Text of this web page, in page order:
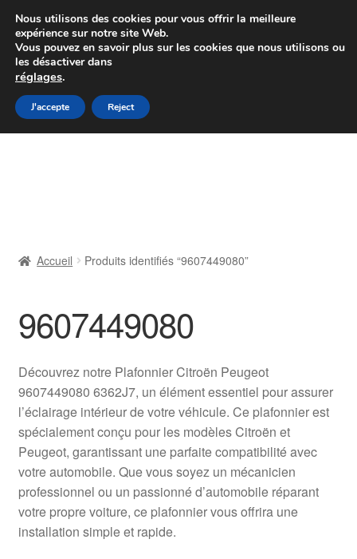
Colissimo livraison à partir de 7 EUR
Du lundi au vendredi de 9 h à 16 h
Aller
à
Aller
au
Livraison
Livraison internationale
Mon compte
Paiements
Panier
Plainte
Accueil Produits identifiés “9607449080”
9607449080
Découvrez notre Plafonnier Citroën Peugeot
9607449080 6362J7, un élément essentiel pour assurer
l’éclairage intérieur de votre véhicule. Ce plafonnier est
spécialement conçu pour les modèles Citroën et
Peugeot, garantissant une parfaite compatibilité avec
votre automobile. Que vous soyez un mécanicien
professionnel ou un passionné d’automobile réparant
votre propre voiture, ce plafonnier vous offrira une
installation simple et rapide.
Nous utilisons des cookies pour vous offrir la meilleure
expérience sur notre site Web.
Vous pouvez en savoir plus sur les cookies que nous utilisons ou
les désactiver dans
réglages.
J'accepte Reject